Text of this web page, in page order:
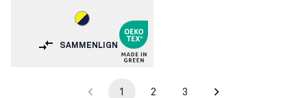
SAMMENLIGN
1 2 3